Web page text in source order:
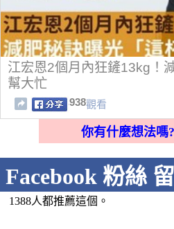
江宏恩2個月內狂鏟13kg！
幫大忙
938觀看
你有什麼想法嗎
Facebook 粉絲
1388人都推薦這個。